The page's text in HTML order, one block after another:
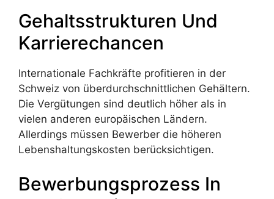
Gehaltsstrukturen Und
Karrierechancen
Internationale Fachkräfte profitieren in der
Schweiz von überdurchschnittlichen Gehältern.
Die Vergütungen sind deutlich höher als in
vielen anderen europäischen Ländern.
Allerdings müssen Bewerber die höheren
Lebenshaltungskosten berücksichtigen.
Bewerbungsprozess In